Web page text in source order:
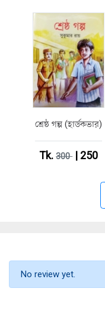
শ্রেষ্ঠ গল্প (হার্ডকভার)
Tk.300| 250
No review yet.